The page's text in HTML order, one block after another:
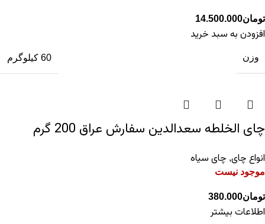
تومان14.500.000
افزودن به سبد خرید
وزن 60 کیلوگرم
چای الخلطه سعدالدین سفارش عراق 200 گرم
انواع چای, چای سیاه
موجود نیست
تومان380.000
اطلاعات بیشتر